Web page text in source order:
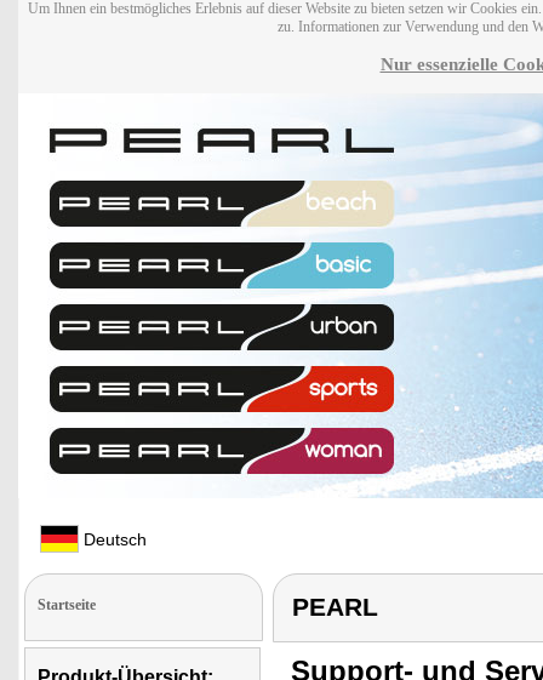
Um Ihnen ein bestmögliches Erlebnis auf dieser Website zu bieten setzen wir Cookies
zu. Informationen zur Verwendung und den
Nur essenzielle
Deutsch
Startseite PEARL
Support- und